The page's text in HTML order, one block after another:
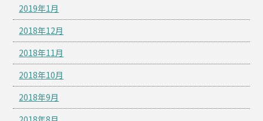
2019年1月
2018年12月
2018年11月
2018年10月
2018年9月